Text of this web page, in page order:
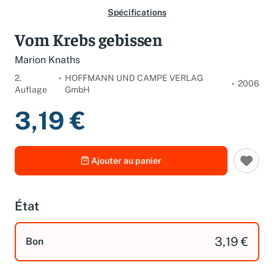
Spécifications
Vom Krebs gebissen
Marion Knaths
2.
Auflage
HOFFMANN UND CAMPE VERLAG
GmbH
2006
3,19 €
Ajouter au panier
État
Bon 3,19 €